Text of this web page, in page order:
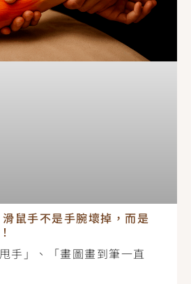
鼠手不是手腕壞掉，而是
手」、「畫圖畫到筆一直